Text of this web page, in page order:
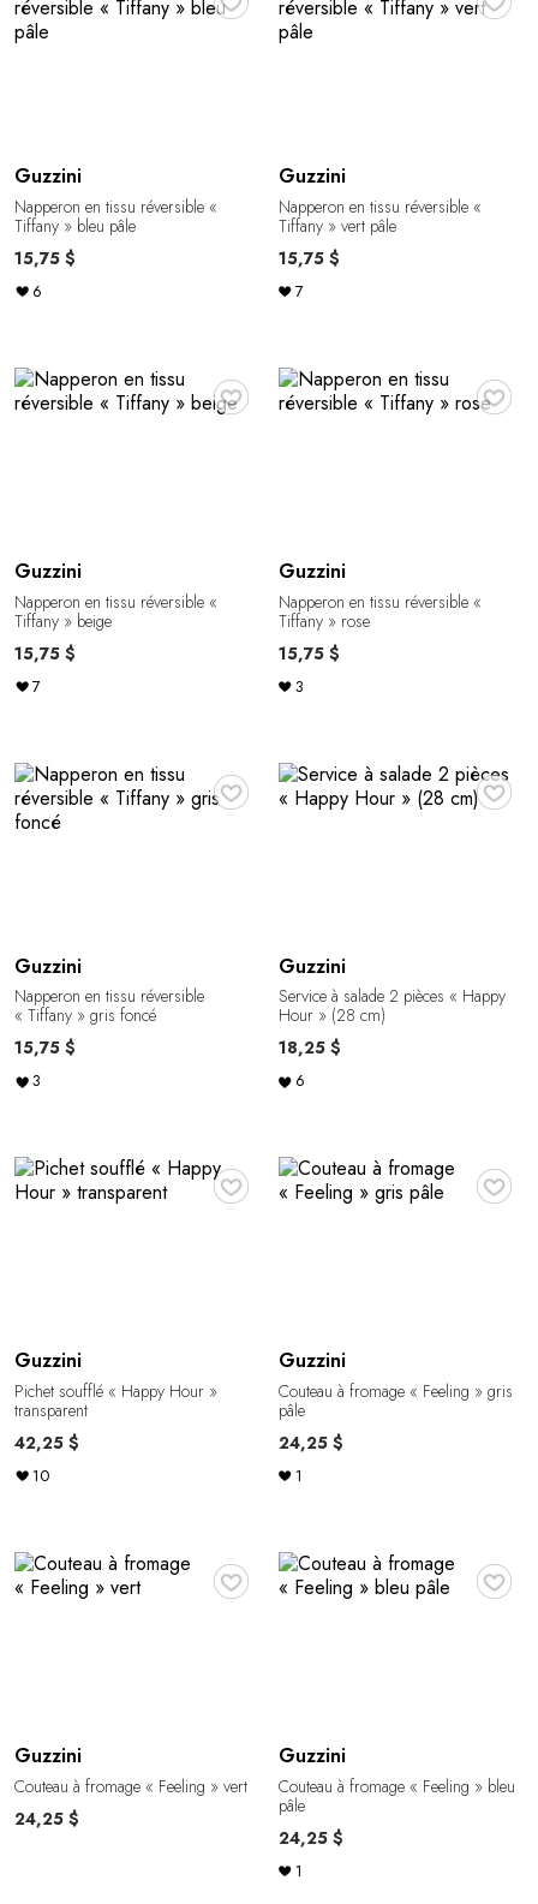
Guzzini
Napperon en tissu réversible «
Tiffany » bleu pâle
15,75 $
6
Guzzini
Napperon en tissu réversible «
Tiffany » vert pâle
15,75 $
7
♥
Guzzini
Napperon en tissu réversible «
Tiffany » beige
15,75 $
7
♥
Guzzini
Napperon en tissu réversible «
Tiffany » rose
15,75 $
3
♥
Guzzini
Napperon en tissu réversible
« Tiffany » gris foncé
15,75 $
3
♥
Guzzini
Service à salade 2 pièces « Happy
Hour » (28 cm)
18,25 $
6
♥
Guzzini
Pichet soufflé « Happy Hour »
transparent
42,25 $
10
♥
Guzzini
Couteau à fromage « Feeling » gris
pâle
24,25 $
1
♥
Guzzini
Couteau à fromage « Feeling » vert
24,25 $
♥
Guzzini
Couteau à fromage « Feeling » bleu
pâle
24,25 $
1